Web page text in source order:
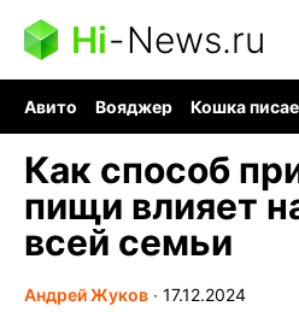
Hi-News.ru
Авито Вояджер Кошка
Как способ
пищи влияет
всей семьи
Андрей Жуков ∙ 17.12.2024